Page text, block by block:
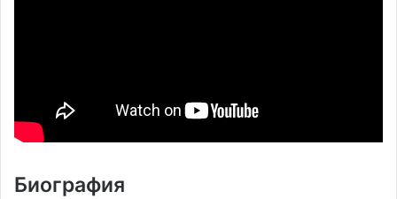
Биография